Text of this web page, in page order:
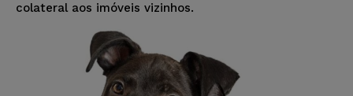
colateral aos imóveis vizinhos.